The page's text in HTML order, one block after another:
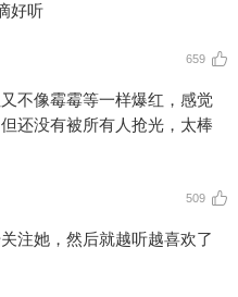
好听
659
不像霉霉等一样爆红，感觉
还没有被所有人抢光，太棒
509
注她，然后就越听越喜欢了